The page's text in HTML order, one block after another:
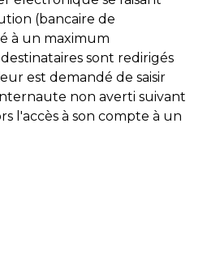
(bancaire de
à un maximum
sont redirigés
est demandé de saisir
non averti suivant
l'accès à son compte à un